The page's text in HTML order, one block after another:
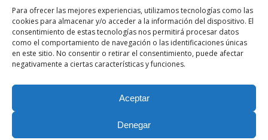
Para ofrecer las mejores experiencias, utilizamos tecnologías como las
cookies para almacenar y/o acceder a la información del dispositivo. El
consentimiento de estas tecnologías nos permitirá procesar datos
como el comportamiento de navegación o las identificaciones únicas
en este sitio. No consentir o retirar el consentimiento, puede afectar
negativamente a ciertas características y funciones.
Aceptar
Denegar
46021 Valencia
96 339 36 00
info@colegioguadalaviar.es